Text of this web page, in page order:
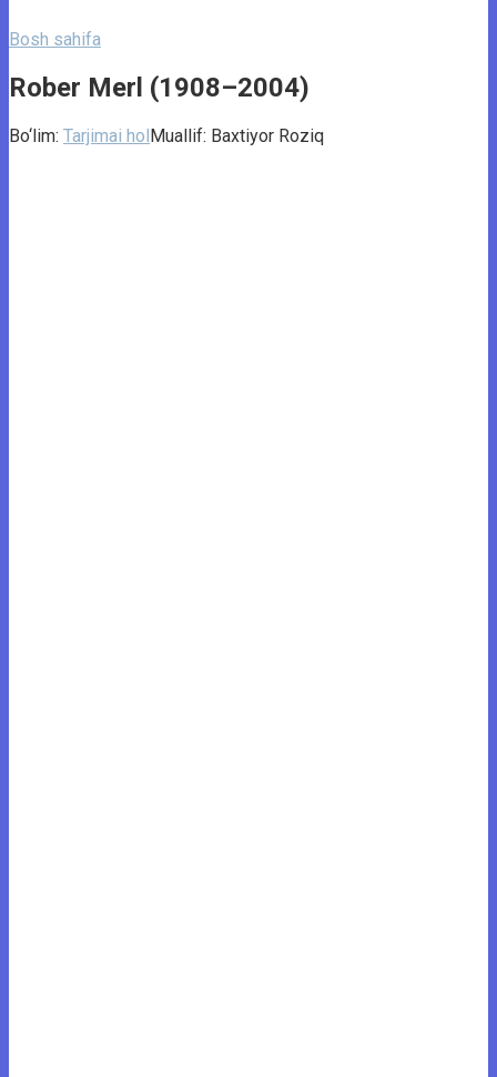
Bosh sahifa
Rober Merl (1908–2004)
Bo‘lim: Tarjimai holMuallif: Baxtiyor Roziq